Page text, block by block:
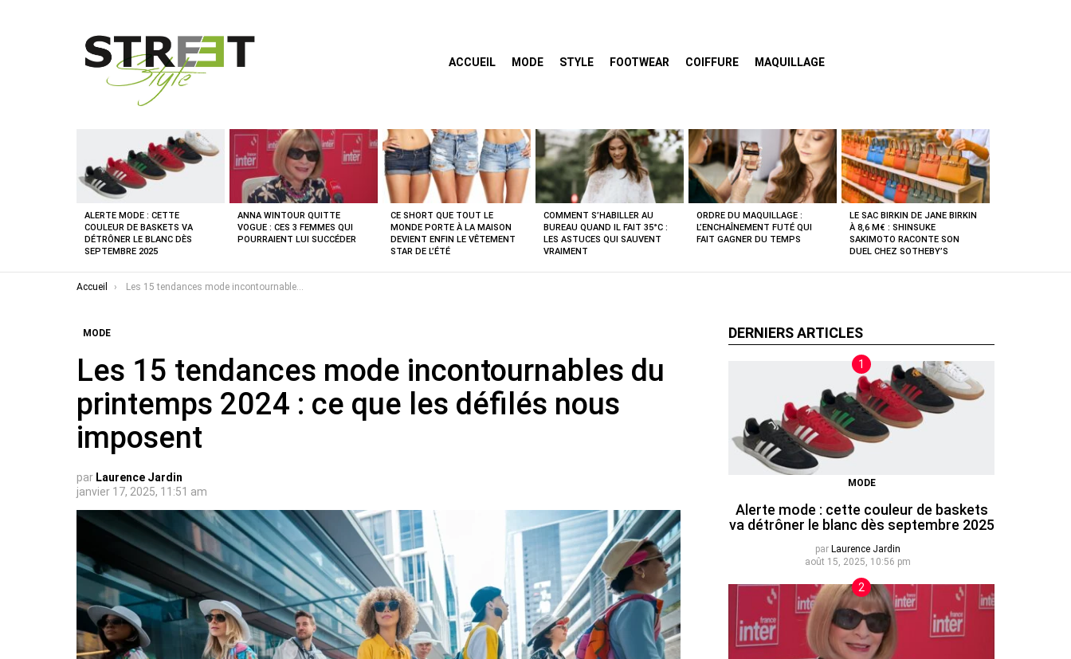
ACCUEIL MODE STYLE FOOTWEAR COIFFURE MAQUILLAGE
ALERTE MODE : CETTE
COULEUR DE BASKETS VA
DÉTRÔNER LE BLANC DÈS
SEPTEMBRE 2025
ANNA WINTOUR QUITTE
VOGUE : CES 3 FEMMES QUI
POURRAIENT LUI SUCCÉDER
CE SHORT QUE TOUT LE
MONDE PORTE À LA MAISON
DEVIENT ENFIN LE VÊTEMENT
STAR DE L’ÉTÉ
COMMENT S’HABILLER AU
BUREAU QUAND IL FAIT 35°C :
LES ASTUCES QUI SAUVENT
VRAIMENT
ORDRE DU MAQUILLAGE :
L’ENCHAÎNEMENT FUTÉ QUI
FAIT GAGNER DU TEMPS
LE SAC BIRKIN DE JANE BIRKIN
À 8,6 M€ : SHINSUKE
SAKIMOTO RACONTE SON
DUEL CHEZ SOTHEBY’S
Vous êtes ici :
Accueil Les 15 tendances mode incontournables du printemps 2024 : ce que les défilés nous imposent
MODE
Les 15 tendances mode incontournables du
printemps 2024 : ce que les défilés nous
imposent
par Laurence Jardin
janvier 17, 2025, 11:51 am
DERNIERS ARTICLES
MODE
Alerte mode : cette couleur de baskets
va détrôner le blanc dès septembre 2025
par Laurence Jardin
août 15, 2025, 10:56 pm